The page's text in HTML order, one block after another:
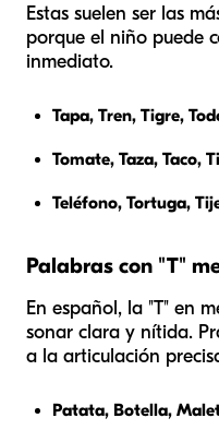
Estas suelen ser las
porque el niño puede
inmediato.
Tapa, Tren, Tigre,
Tomate, Taza, Taco,
Teléfono, Tortuga,
Palabras con "T"
En español, la "T" en
sonar clara y nítida.
a la articulación
Patata, Botella,